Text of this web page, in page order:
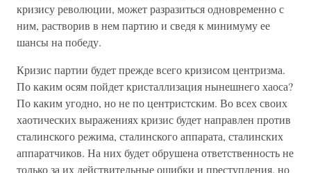
кризису революции, может разразиться одновременно с
ним, растворив в нем партию и сведя к минимуму ее
шансы на победу.
Кризис партии будет прежде всего кризисом центризма.
По каким осям пойдет кристаллизация нынешнего хаоса?
По каким угодно, но не по центристским. Во всех своих
хаотических выражениях кризис будет направлен против
сталинского режима, сталинского аппарата, сталинских
аппаратчиков. На них будет обрушена ответственность не
только за их действительные ошибки и преступления, но